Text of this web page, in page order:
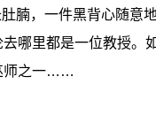
腩，一件黑背心随意
哪里都是一位教授。
师之一……